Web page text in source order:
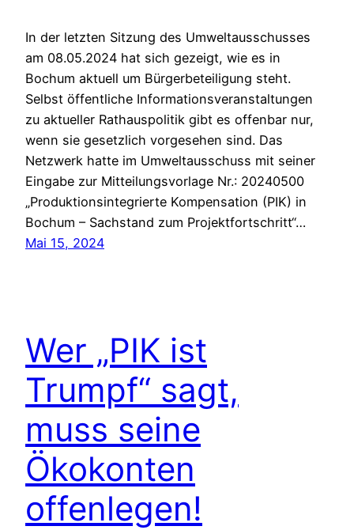
In der letzten Sitzung des Umweltausschusses
am 08.05.2024 hat sich gezeigt, wie es in
Bochum aktuell um Bürgerbeteiligung steht.
Selbst öffentliche Informationsveranstaltungen
zu aktueller Rathauspolitik gibt es offenbar nur,
wenn sie gesetzlich vorgesehen sind. Das
Netzwerk hatte im Umweltausschuss mit seiner
Eingabe zur Mitteilungsvorlage Nr.: 20240500
„Produktionsintegrierte Kompensation (PIK) in
Bochum – Sachstand zum Projektfortschritt“…
Mai 15, 2024
Wer „PIK ist
Trumpf“ sagt,
muss seine
Ökokonten
offenlegen!